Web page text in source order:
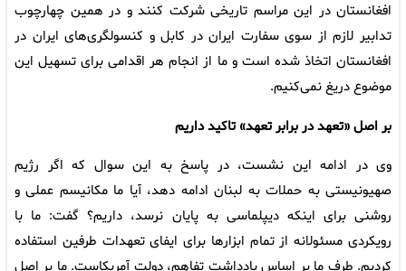
افغانستان در این مراسم تاریخی شرکت کنند و در همین چهارچوب
تدابیر لازم از سوی سفارت ایران در کابل و کنسولگری‌های ایران در
افغانستان اتخاذ شده است و ما از انجام هر اقدامی برای تسهیل این
موضوع دریغ نمی‌کنیم.
بر اصل «تعهد در برابر تعهد» تاکید داریم
وی در ادامه این نشست، در پاسخ به این سوال که اگر رژیم
صهیونیستی به حملات به لبنان ادامه دهد، آیا ما مکانیسم عملی و
روشنی برای اینکه دیپلماسی به پایان نرسد، داریم؟ گفت: ما با
رویکردی مسئولانه از تمام ابزارها برای ایفای تعهدات طرفین استفاده
کردیم. طرف ما بر اساس یادداشت‌ تفاهم، دولت آمریکاست. ما بر اصل